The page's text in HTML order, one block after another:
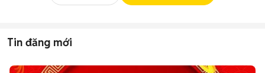
Tin đăng mới